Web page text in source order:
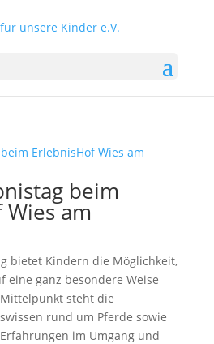
beim
am
bietet Kindern die Möglichkeit,
eine ganz besondere Weise
steht die
rund um Pferde sowie
im Umgang und